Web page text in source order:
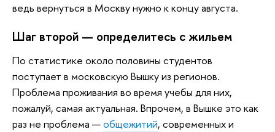
ведь вернуться в Москву нужно к концу августа.
Шаг второй — определитесь с жильем
По статистике около половины студентов
поступает в московскую Вышку из регионов.
Проблема проживания во время учебы для них,
пожалуй, самая актуальная. Впрочем, в Вышке это как
раз не проблема —общежитий, современных и